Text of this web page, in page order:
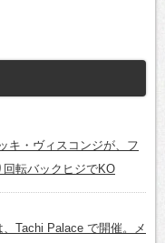
キ・ヴィスコンジが、フ
回転バックヒジでKO
、Tachi Palace で開催。メ